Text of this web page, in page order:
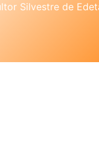
Silvestre de
+34